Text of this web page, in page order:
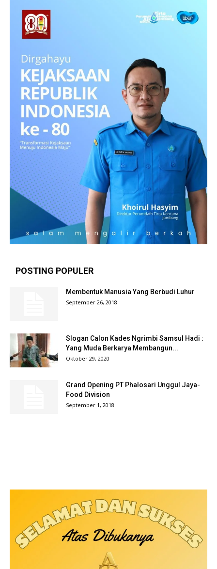
POSTING POPULER
Membentuk Manusia Yang Berbudi Luhur
September 26, 2018
Slogan Calon Kades Ngrimbi Samsul Hadi :
Yang Muda Berkarya Membangun...
Oktober 29, 2020
Grand Opening PT Phalosari Unggul Jaya-
Food Division
September 1, 2018